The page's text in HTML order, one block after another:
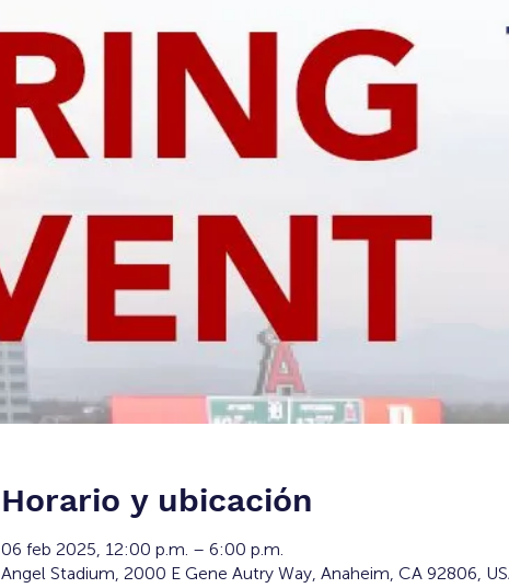
Horario y ubicación
06 feb 2025, 12:00 p.m. – 6:00 p.m.
Angel Stadium, 2000 E Gene Autry Way, Anaheim, CA 92806,